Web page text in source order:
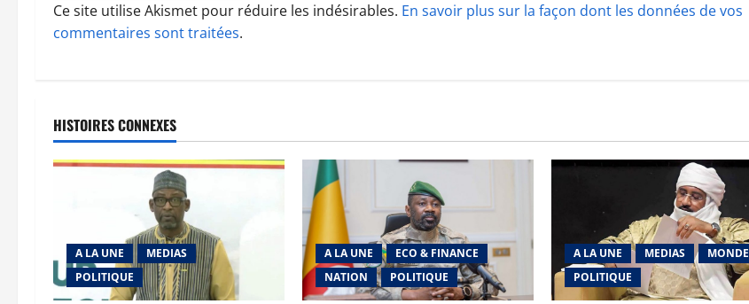
Ce site utilise Akismet pour réduire les indésirables. En savoir plus sur la façon dont les données de vos
commentaires sont traitées.
HISTOIRES CONNEXES
A LA UNE
MEDIAS
POLITIQUE
A LA UNE
ECO & FINANCE
NATION
POLITIQUE
A LA UNE MEDIAS
MONDE
POLITIQUE